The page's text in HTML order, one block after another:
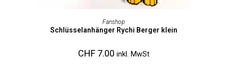
AUSFÜHRUNG WÄHLEN
Fanshop
Schlüsselanhänger Rychi Berger klein
CHF7.00 inkl. MwSt